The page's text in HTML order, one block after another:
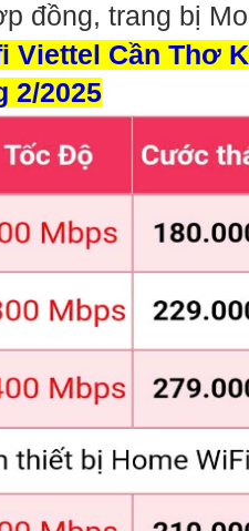
đồng, trang bị
Viettel Cần Thơ
2/2025